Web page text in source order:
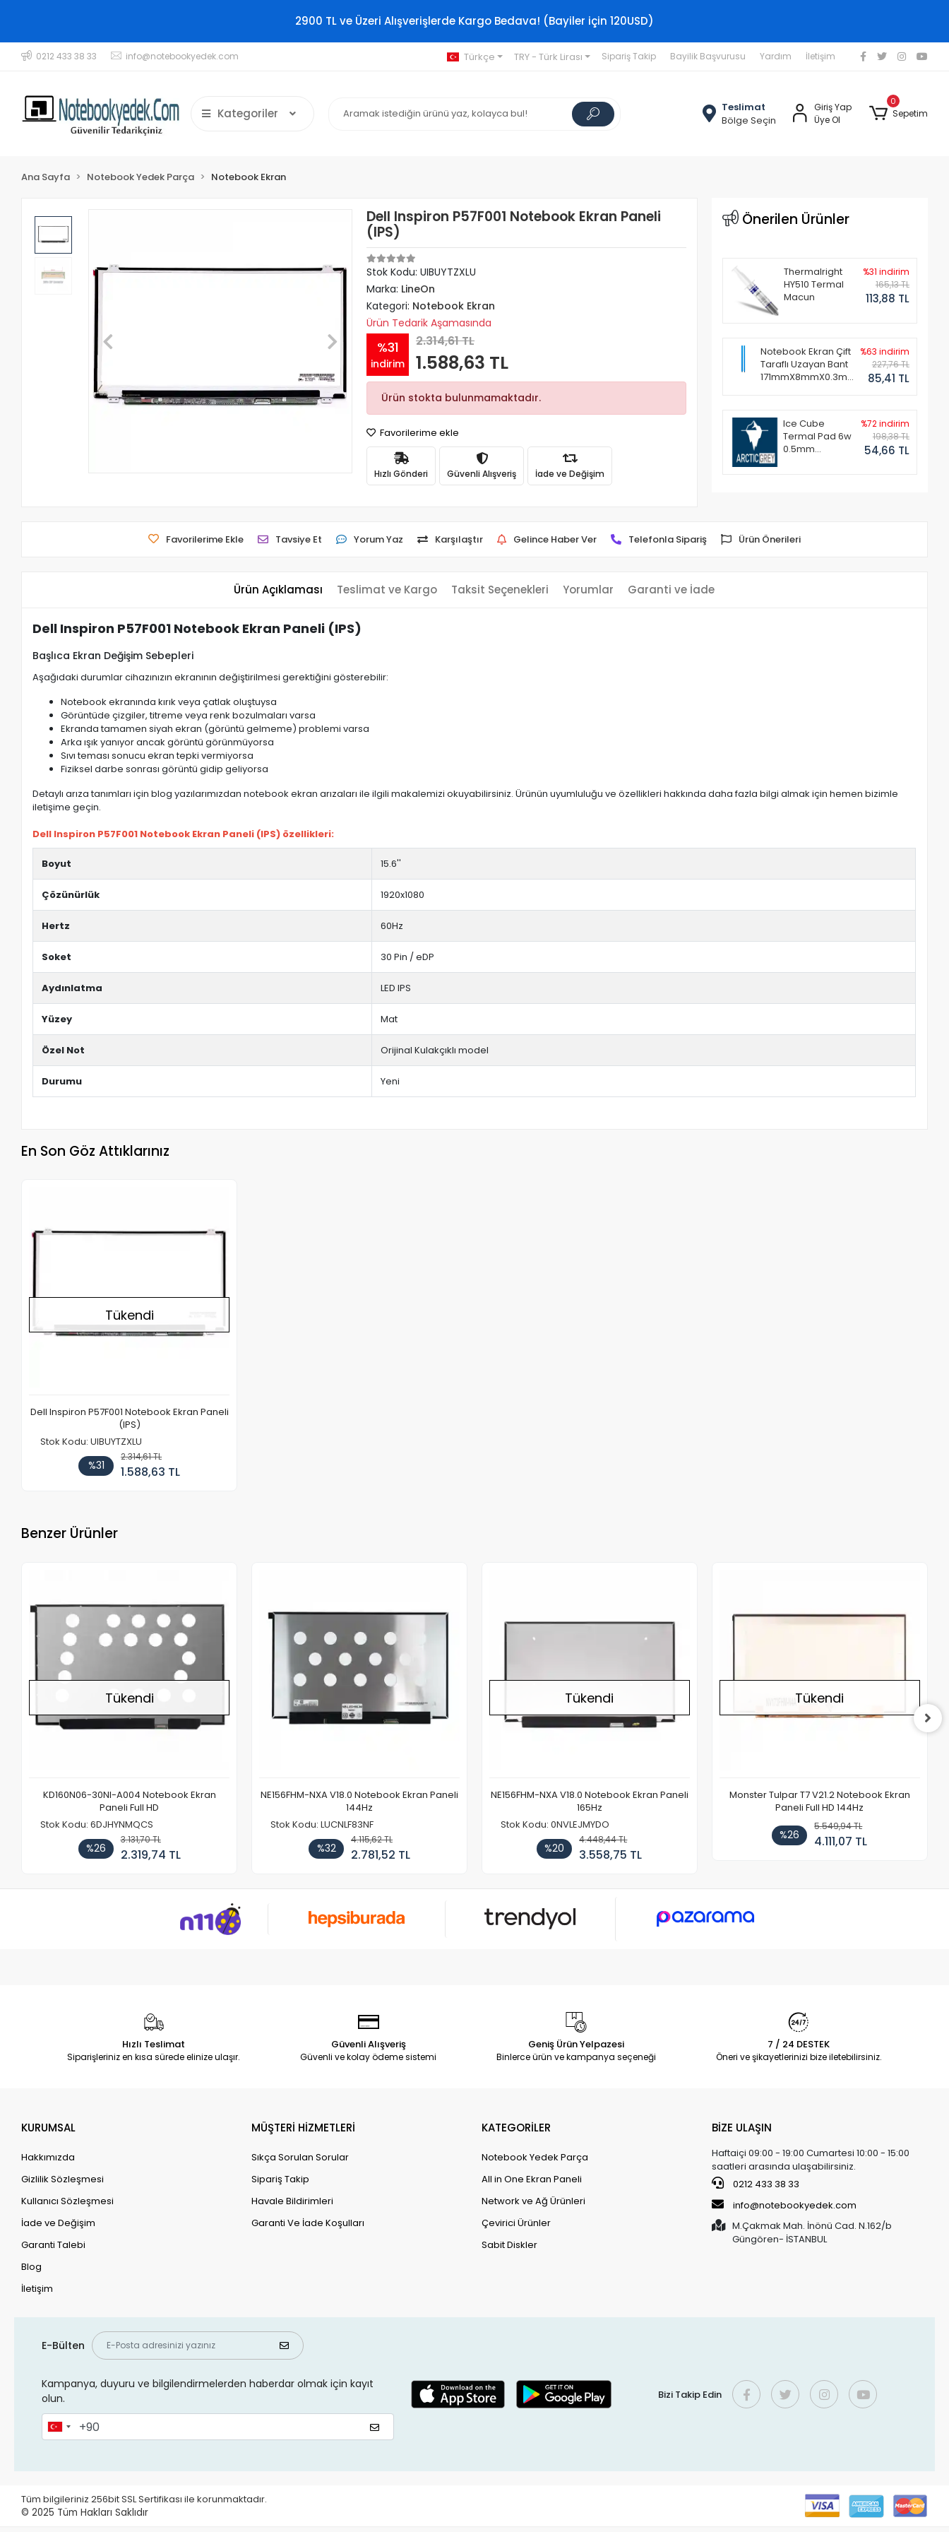
2900 TL ve Üzeri Alışverişlerde Kargo Bedava! (Bayiler için 120USD)
0212 433 38 33 info@notebookyedek.com Türkçe TRY - Türk Lirası Sipariş Takip Bayilik Başvurusu Yardım İletişim
Kategoriler
Teslimat
Bölge Seçin
Giriş Yap
Üye Ol
0
Sepetim
Ana Sayfa Notebook Yedek Parça Notebook Ekran
Dell Inspiron P57F001 Notebook Ekran Paneli
(IPS)
Stok Kodu: UIBUYTZXLU
Marka: LineOn
Kategori: Notebook Ekran
Ürün Tedarik Aşamasında
%31
indirim
2.314,61 TL
1.588,63 TL
Ürün stokta bulunmamaktadır.
Favorilerime ekle
Hızlı Gönderi Güvenli Alışveriş İade ve Değişim
Önerilen Ürünler
Thermalright
HY510 Termal
Macun
%31 indirim
165,13 TL
113,88 TL
Notebook Ekran Çift
Taraflı Uzayan Bant
171mmX8mmX0.3mm
%63 indirim
227,76 TL
85,41 TL
Ice Cube
Termal Pad 6w
0.5mm
%72 indirim
198,38 TL
54,66 TL
Favorilerime Ekle Tavsiye Et Yorum Yaz Karşılaştır Gelince Haber Ver Telefonla Sipariş Ürün Önerileri
Ürün Açıklaması Teslimat ve Kargo Taksit Seçenekleri Yorumlar Garanti ve İade
Dell Inspiron P57F001 Notebook Ekran Paneli (IPS)
Başlıca Ekran Değişim Sebepleri
Aşağıdaki durumlar cihazınızın ekranının değiştirilmesi gerektiğini gösterebilir:
Notebook ekranında kırık veya çatlak oluştuysa
Görüntüde çizgiler, titreme veya renk bozulmaları varsa
Ekranda tamamen siyah ekran (görüntü gelmeme) problemi varsa
Arka ışık yanıyor ancak görüntü görünmüyorsa
Sıvı teması sonucu ekran tepki vermiyorsa
Fiziksel darbe sonrası görüntü gidip geliyorsa
Detaylı arıza tanımları için blog yazılarımızdan notebook ekran arızaları ile ilgili makalemizi okuyabilirsiniz. Ürünün uyumluluğu ve özellikleri hakkında daha fazla bilgi almak için hemen bizimle
iletişime geçin.
Dell Inspiron P57F001 Notebook Ekran Paneli (IPS) özellikleri:
Boyut 15.6''
Çözünürlük 1920x1080
Hertz 60Hz
Soket 30 Pin / eDP
Aydınlatma LED IPS
Yüzey Mat
Özel Not Orijinal Kulakçıklı model
Durumu Yeni
En Son Göz Attıklarınız
Tükendi
Dell Inspiron P57F001 Notebook Ekran Paneli
(IPS)
Stok Kodu: UIBUYTZXLU
%31
2.314,61 TL
1.588,63 TL
Benzer Ürünler
Tükendi
KD160N06-30NI-A004 Notebook Ekran
Paneli Full HD
Stok Kodu: 6DJHYNMQCS
%26
3.131,70 TL
2.319,74 TL
NE156FHM-NXA V18.0 Notebook Ekran Paneli
144Hz
Stok Kodu: LUCNLF83NF
%32
4.115,62 TL
2.781,52 TL
Tükendi
NE156FHM-NXA V18.0 Notebook Ekran Paneli
165Hz
Stok Kodu: 0NVLEJMYDO
%20
4.448,44 TL
3.558,75 TL
Tükendi
Monster Tulpar T7 V21.2 Notebook Ekran
Paneli Full HD 144Hz
%26
5.549,94 TL
4.111,07 TL
Hızlı Teslimat
Siparişleriniz en kısa sürede elinize ulaşır.
Güvenli Alışveriş
Güvenli ve kolay ödeme sistemi
Geniş Ürün Yelpazesi
Binlerce ürün ve kampanya seçeneği
7 / 24 DESTEK
Öneri ve şikayetlerinizi bize iletebilirsiniz.
KURUMSAL
Hakkımızda
Gizlilik Sözleşmesi
Kullanıcı Sözleşmesi
İade ve Değişim
Garanti Talebi
Blog
İletişim
MÜŞTERİ HİZMETLERİ
Sıkça Sorulan Sorular
Sipariş Takip
Havale Bildirimleri
Garanti Ve İade Koşulları
KATEGORİLER
Notebook Yedek Parça
All in One Ekran Paneli
Network ve Ağ Ürünleri
Çevirici Ürünler
Sabit Diskler
BİZE ULAŞIN
Haftaiçi 09:00 - 19:00 Cumartesi 10:00 - 15:00
saatleri arasında ulaşabilirsiniz.
0212 433 38 33
info@notebookyedek.com
M.Çakmak Mah. İnönü Cad. N.162/b
Güngören- İSTANBUL
E-Bülten
Kampanya, duyuru ve bilgilendirmelerden haberdar olmak için kayıt
olun.
Bizi Takip Edin
Tüm bilgileriniz 256bit SSL Sertifikası ile korunmaktadır.
© 2025 Tüm Hakları Saklıdır